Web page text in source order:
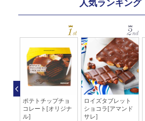
人気ランキング
ポテトチップチョ
コレート[オリジナ
ル]
ロイズタブレット
ショコラ[アマンド
サレ]